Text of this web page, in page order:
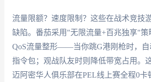
流量限额？速度限制？这些在战术竞技
缺陷。番茄采用"无限流量+百兆独享"策
QoS流量整形——当你跳G港刚枪时，自
指令包；观战队友时则降低带宽占用。
迈阿密华人俱乐部在PEL线上赛全程0卡